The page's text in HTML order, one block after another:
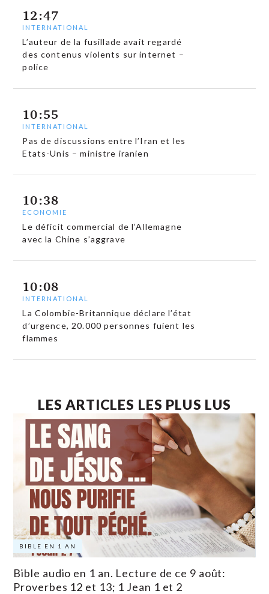
12:47
INTERNATIONAL
L’auteur de la fusillade avait regardé
des contenus violents sur internet –
police
10:55
INTERNATIONAL
Pas de discussions entre l’Iran et les
Etats-Unis – ministre iranien
10:38
ECONOMIE
Le déficit commercial de l’Allemagne
avec la Chine s’aggrave
10:08
INTERNATIONAL
La Colombie-Britannique déclare l’état
d’urgence, 20.000 personnes fuient les
flammes
LES ARTICLES LES PLUS LUS
BIBLE EN 1 AN
Bible audio en 1 an. Lecture de ce 9 août:
Proverbes 12 et 13; 1 Jean 1 et 2